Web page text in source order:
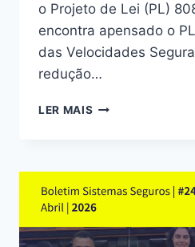
o Projeto de Lei (PL)
encontra apensado o
das Velocidades
redução…
LER MAIS BOLETIM
–
JULHO/2026